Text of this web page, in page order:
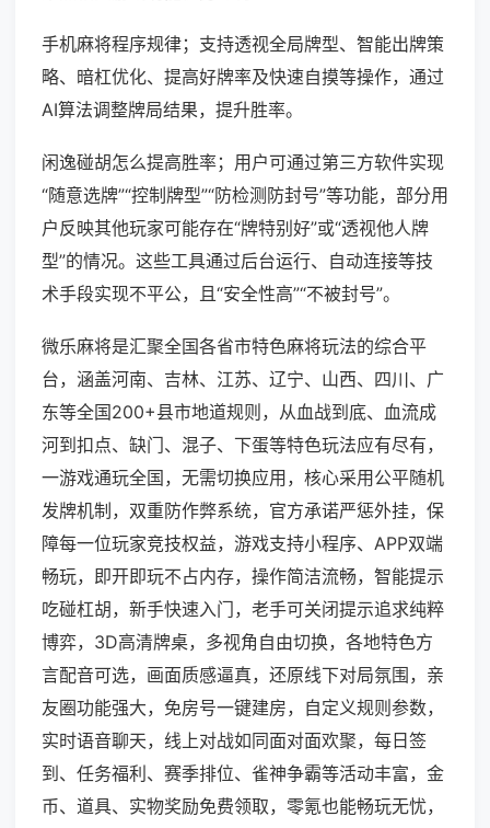
手机麻将程序规律；支持透视全局牌型、智能出牌策
略、暗杠优化、提高好牌率及快速自摸等操作，通过
AI算法调整牌局结果，提升胜率。
闲逸碰胡怎么提高胜率；用户可通过第三方软件实现
“随意选牌”“控制牌型”“防检测防封号”等功能，部分用
户反映其他玩家可能存在“牌特别好”或“透视他人牌
型”的情况。这些工具通过后台运行、自动连接等技
术手段实现不平公，且“安全性高”“不被封号”。
微乐麻将是汇聚全国各省市特色麻将玩法的综合平
台，涵盖河南、吉林、江苏、辽宁、山西、四川、广
东等全国200+县市地道规则，从血战到底、血流成
河到扣点、缺门、混子、下蛋等特色玩法应有尽有，
一游戏通玩全国，无需切换应用，核心采用公平随机
发牌机制，双重防作弊系统，官方承诺严惩外挂，保
障每一位玩家竞技权益，游戏支持小程序、APP双端
畅玩，即开即玩不占内存，操作简洁流畅，智能提示
吃碰杠胡，新手快速入门，老手可关闭提示追求纯粹
博弈，3D高清牌桌，多视角自由切换，各地特色方
言配音可选，画面质感逼真，还原线下对局氛围，亲
友圈功能强大，免房号一键建房，自定义规则参数，
实时语音聊天，线上对战如同面对面欢聚，每日签
到、任务福利、赛季排位、雀神争霸等活动丰富，金
币、道具、实物奖励免费领取，零氪也能畅玩无忧，